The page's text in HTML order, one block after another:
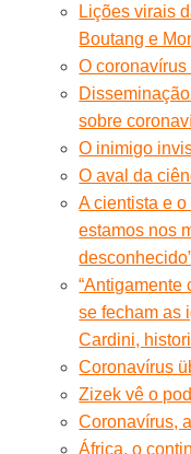
Lições virais
Boutang e
O coronavírus
sobre
O inimigo
O aval da
A cientista e
estamos nos
“Antigamente
se fecham as
Cardini,
Coronavírus
Zizek vê o
Coronavírus,
África, o